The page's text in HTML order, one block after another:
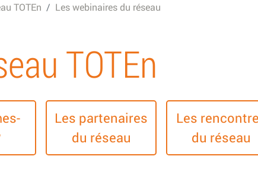
Transition
TOTEn Les webinaires du réseau
TOTEn
Les partenaires
du réseau
Les
du réseau